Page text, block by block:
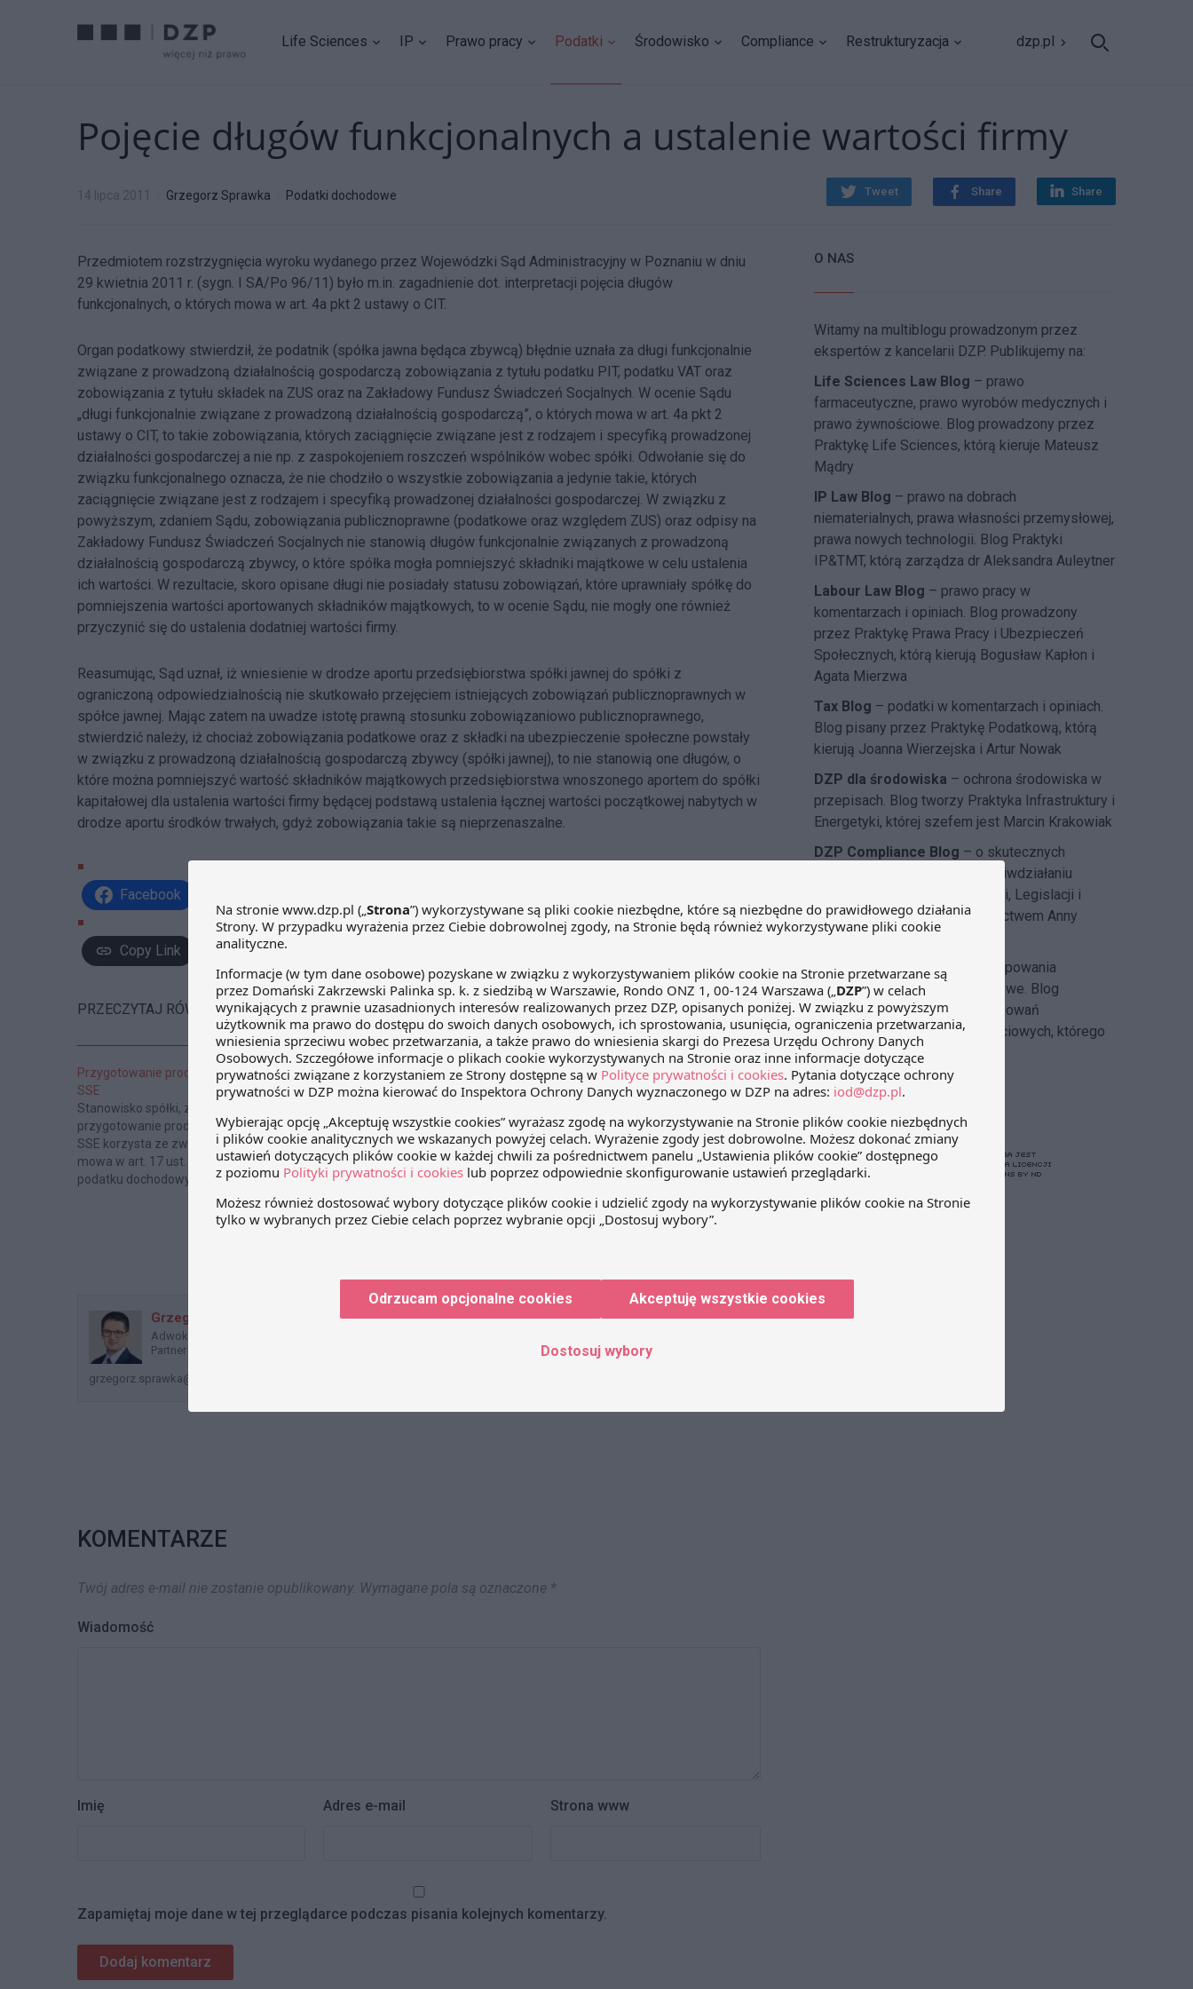
Life Sciences IP Prawo pracy Podatki Środowisko Compliance Restrukturyzacja dzp.pl
Pojęcie długów funkcjonalnych a ustalenie wartości firmy
Tweet Share Share
14 lipca 2011 Grzegorz Sprawka Podatki dochodowe
Przedmiotem rozstrzygnięcia wyroku wydanego przez Wojewódzki Sąd Administracyjny w Poznaniu w dniu
29 kwietnia 2011 r. (sygn. I SA/Po 96/11) było m.in. zagadnienie dot. interpretacji pojęcia długów
funkcjonalnych, o których mowa w art. 4a pkt 2 ustawy o CIT.
Organ podatkowy stwierdził, że podatnik (spółka jawna będąca zbywcą) błędnie uznała za długi funkcjonalnie
związane z prowadzoną działalnością gospodarczą zobowiązania z tytułu podatku PIT, podatku VAT oraz
zobowiązania z tytułu składek na ZUS oraz na Zakładowy Fundusz Świadczeń Socjalnych. W ocenie Sądu
„długi funkcjonalnie związane z prowadzoną działalnością gospodarczą”, o których mowa w art. 4a pkt 2
ustawy o CIT, to takie zobowiązania, których zaciągnięcie związane jest z rodzajem i specyfiką prowadzonej
działalności gospodarczej a nie np. z zaspokojeniem roszczeń wspólników wobec spółki. Odwołanie się do
związku funkcjonalnego oznacza, że nie chodziło o wszystkie zobowiązania a jedynie takie, których
zaciągnięcie związane jest z rodzajem i specyfiką prowadzonej działalności gospodarczej. W związku z
powyższym, zdaniem Sądu, zobowiązania publicznoprawne (podatkowe oraz względem ZUS) oraz odpisy na
Zakładowy Fundusz Świadczeń Socjalnych nie stanowią długów funkcjonalnie związanych z prowadzoną
działalnością gospodarczą zbywcy, o które spółka mogła pomniejszyć składniki majątkowe w celu ustalenia
ich wartości. W rezultacie, skoro opisane długi nie posiadały statusu zobowiązań, które uprawniały spółkę do
pomniejszenia wartości aportowanych składników majątkowych, to w ocenie Sądu, nie mogły one również
przyczynić się do ustalenia dodatniej wartości firmy.
Reasumując, Sąd uznał, iż wniesienie w drodze aportu przedsiębiorstwa spółki jawnej do spółki z
ograniczoną odpowiedzialnością nie skutkowało przejęciem istniejących zobowiązań publicznoprawnych w
spółce jawnej. Mając zatem na uwadze istotę prawną stosunku zobowiązaniowo publicznoprawnego,
stwierdzić należy, iż chociaż zobowiązania podatkowe oraz z składki na ubezpieczenie społeczne powstały
w związku z prowadzoną działalnością gospodarczą zbywcy (spółki jawnej), to nie stanowią one długów, o
które można pomniejszyć wartość składników majątkowych przedsiębiorstwa wnoszonego aportem do spółki
kapitałowej dla ustalenia wartości firmy będącej podstawą ustalenia łącznej wartości początkowej nabytych w
drodze aportu środków trwałych, gdyż zobowiązania takie są nieprzenaszalne.
Facebook
Copy Link
PRZECZYTAJ RÓWNIEŻ:
Przygotowanie produkcji wyrobów w
SSE
Stanowisko spółki, zgodnie z którym,
przygotowanie produkcji wyrobów w
SSE korzysta ze zwolnienia o którym
mowa w art. 17 ust. 1 pkt 34 ustawy o
podatku dochodowym od osób
prawnych („CIT”), zostało
potwierdzone w interpretacji
indywidualnej wydanej przez
JPK_CIT Niejasne przepisy budzą
wątpliwości oddziałów spółek
zagranicznych
Za pięć dwunasta –
Cyberbezpieczeństwo – nowa
ustawa
Grzegorz Sprawka
Adwokat, Doradca Podatkowy,
Partner
grzegorz.sprawka@dzp.pl
KOMENTARZE
Twój adres e-mail nie zostanie opublikowany. Wymagane pola są oznaczone *
Wiadomość
Imię Adres e-mail Strona www
Zapamiętaj moje dane w tej przeglądarce podczas pisania kolejnych komentarzy.
O NAS
Witamy na multiblogu prowadzonym przez
ekspertów z kancelarii DZP. Publikujemy na:
Life Sciences Law Blog – prawo
farmaceutyczne, prawo wyrobów medycznych i
prawo żywnościowe. Blog prowadzony przez
Praktykę Life Sciences, którą kieruje Mateusz
Mądry
IP Law Blog – prawo na dobrach
niematerialnych, prawa własności przemysłowej,
prawa nowych technologii. Blog Praktyki
IP&TMT, którą zarządza dr Aleksandra Auleytner
Labour Law Blog – prawo pracy w
komentarzach i opiniach. Blog prowadzony
przez Praktykę Prawa Pracy i Ubezpieczeń
Społecznych, którą kierują Bogusław Kapłon i
Agata Mierzwa
Tax Blog – podatki w komentarzach i opiniach.
Blog pisany przez Praktykę Podatkową, którą
kierują Joanna Wierzejska i Artur Nowak
DZP dla środowiska – ochrona środowiska w
przepisach. Blog tworzy Praktyka Infrastruktury i
Energetyki, której szefem jest Marcin Krakowiak
DZP Compliance Blog – o skutecznych
systemach compliance i przeciwdziałaniu
Zespół Regulacji, Legislacji i
Compliance DZPpod kierownictwem Anny
Hlebickiej-Józefowicz
Insolvency Law Blog
postępowania
restrukturyzacyjne i upadłościowe. Blog
tworzony przez zespół postępowań
restrukturyzacyjnych i upadłościowych, którego
szefem jest Michał Cecerko.
Odrzucam opcjonalne cookies Akceptuję wszystkie cookies
Dostosuj wybory